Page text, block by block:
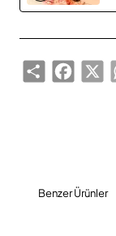
Share X
Benzer Ürünler